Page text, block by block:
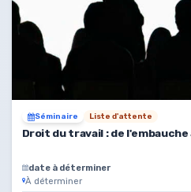
Séminaire Liste d'attente
Droit du travail : de l'embauche
date à déterminer
À déterminer